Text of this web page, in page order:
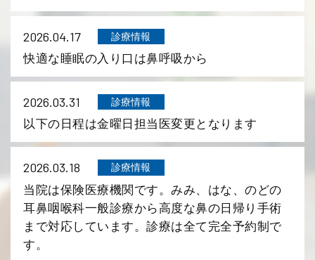
2026.04.17 診療情報
快適な睡眠の入り口は鼻呼吸から
2026.03.31 診療情報
以下の日程は金曜日担当医変更となります
2026.03.18 診療情報
当院は保険医療機関です。みみ、はな、のどの
耳鼻咽喉科一般診療から高度な鼻の日帰り手術
まで対応しています。診療は全て完全予約制で
す。